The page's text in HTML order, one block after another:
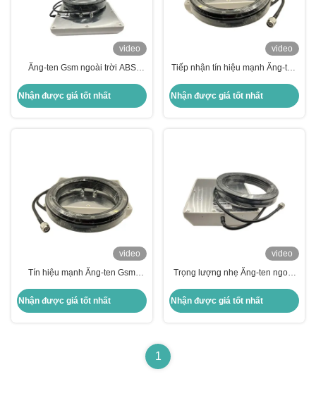
video
Ăng-ten Gsm ngoài trời ABS
lượng nhỏ Dễ sử dụng
Nhận được giá tốt nhất
video
Tiếp nhận tín hiệu mạnh Ăng-ten
bảo trì
Nhận được giá tốt nhất
video
Tín hiệu mạnh Ăng-ten Gsm
lượng nhẹ Dễ bảo trì
Nhận được giá tốt nhất
video
Trọng lượng nhẹ Ăng-ten ngoài
Gsm Thiết bị di động
Nhận được giá tốt nhất
1